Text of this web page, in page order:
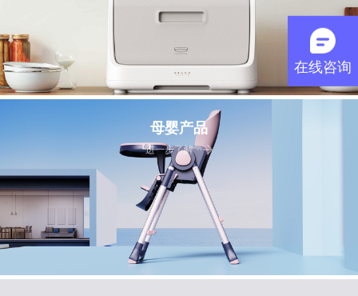
母婴产品
进一步了解
在线咨询